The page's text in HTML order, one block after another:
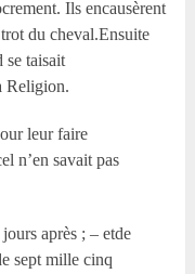
Ils encausèrent
du cheval.Ensuite
se taisait
Religion.
leur faire
n’en savait pas
après ; – etde
sept mille cinq